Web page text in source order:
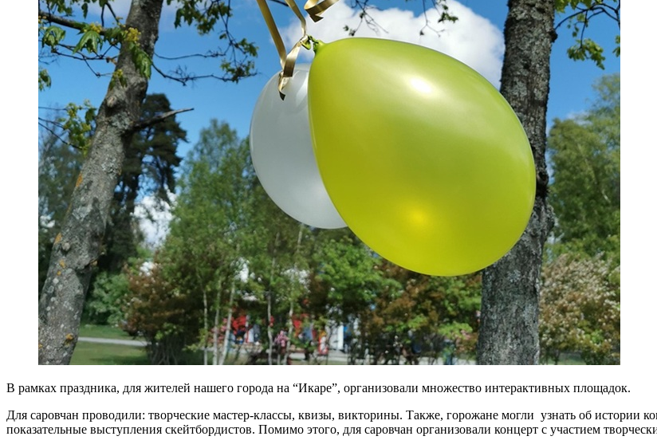
В рамках праздника, для жителей нашего города на “Икаре”, организовали множество интерактивных площадок.
Для саровчан проводили: творческие мастер-классы, квизы, викторины. Также, горожане могли узнать об истории
показательные выступления скейтбордистов. Помимо этого, для саровчан организовали концерт с участием